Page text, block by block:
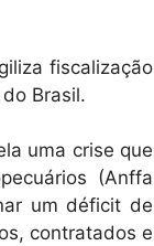
fiscalização
Brasil.
uma crise que
(Anffa
um déficit de
contratados e